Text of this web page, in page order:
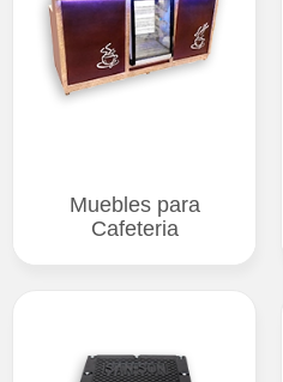
Muebles para
Cafeteria